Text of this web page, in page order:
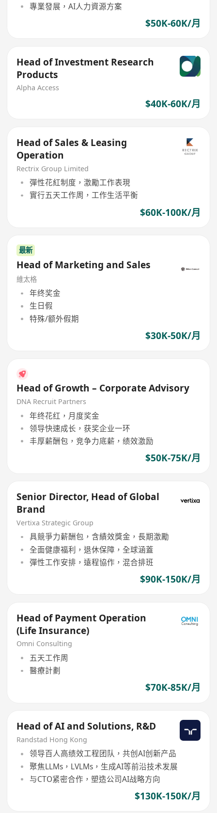
專業發展，AI人力資源方案
$50K-60K/月
Head of Investment Research
Products
Alpha Access
$40K-60K/月
Head of Sales & Leasing
Operation
Rectrix Group Limited
彈性花紅制度，激勵工作表現
實行五天工作周，工作生活平衡
$60K-100K/月
最新
Head of Marketing and Sales
維太格
年终奖金
生日假
特殊/额外假期
$30K-50K/月
Head of Growth – Corporate Advisory
DNA Recruit Partners
年终花红，月度奖金
领导快速成长，获奖企业一环
丰厚薪酬包，竞争力底薪，绩效激励
$50K-75K/月
Senior Director, Head of Global
Brand
Vertixa Strategic Group
具競爭力薪酬包，含績效獎金，長期激勵
全面健康福利，退休保障，全球涵蓋
彈性工作安排，遠程協作，混合排班
$90K-150K/月
Head of Payment Operation
(Life Insurance)
Omni Consulting
五天工作周
醫療計劃
$70K-85K/月
Head of AI and Solutions, R&D
Randstad Hong Kong
领导百人高绩效工程团队，共创AI创新产品
聚焦LLMs，LVLMs，生成AI等前沿技术发展
与CTO紧密合作，塑造公司AI战略方向
$130K-150K/月